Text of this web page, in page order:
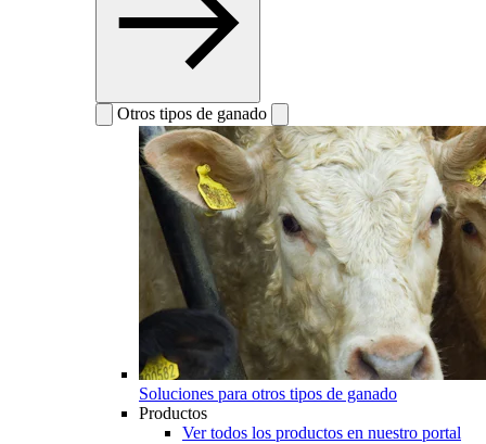
Otros tipos de ganado
Soluciones para otros tipos de ganado
Productos
Ver todos los productos en nuestro portal